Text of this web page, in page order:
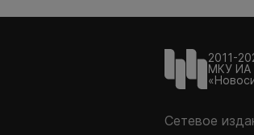
2011-
МКУ ИА
Сетевое